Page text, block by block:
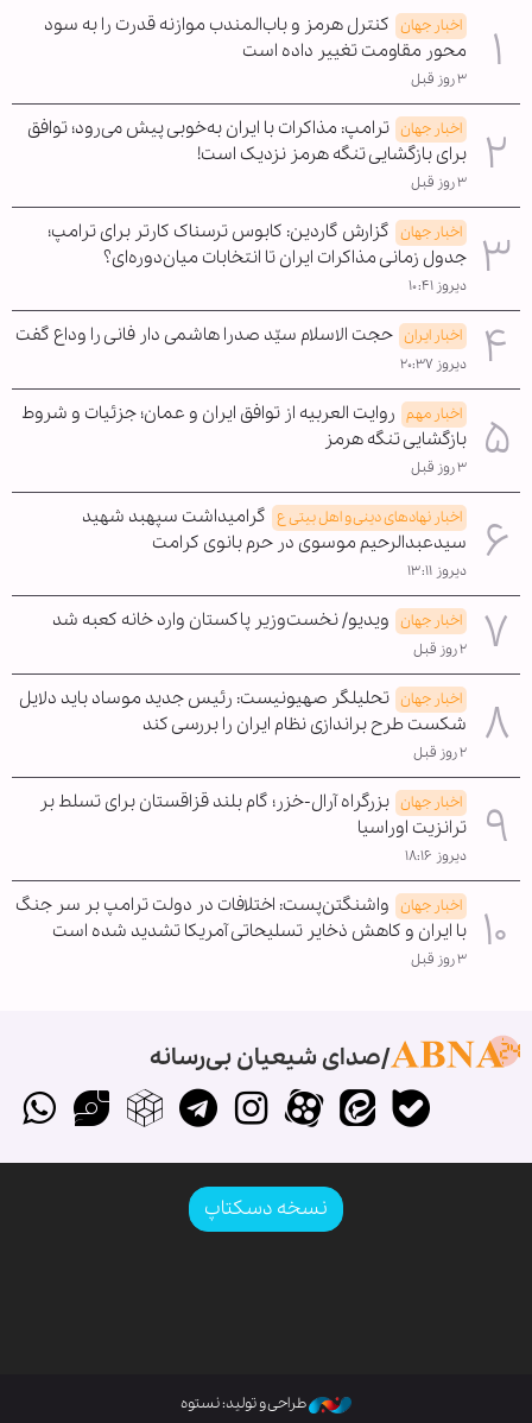
اخبار جهان کنترل هرمز و باب‌المندب موازنه قدرت را به سود
محور مقاومت تغییر داده است
۳ روز قبل
اخبار جهان ترامپ: مذاکرات با ایران به‌خوبی پیش می‌رود؛ توافق
برای بازگشایی تنگه هرمز نزدیک است!
۳ روز قبل
اخبار جهان گزارش گاردین: کابوس ترسناک کارتر برای ترامپ؛
جدول زمانی مذاکرات ایران تا انتخابات میان‌دوره‌ای؟
دیروز ۱۰:۴۱
اخبار ایران حجت الاسلام سیّد صدرا هاشمی دار فانی را وداع گفت
دیروز ۲۰:۳۷
اخبار مهم روایت العربیه از توافق ایران و عمان؛ جزئیات و شروط
بازگشایی تنگه هرمز
۳ روز قبل
اخبار نهادهای دینی و اهل بیتی ع گرامیداشت سپهبد شهید
سیدعبدالرحیم موسوی در حرم بانوی کرامت
دیروز ۱۳:۱۱
اخبار جهان ویدیو/ نخست‌وزیر پاکستان وارد خانه کعبه شد
۲ روز قبل
اخبار جهان تحلیلگر صهیونیست: رئیس جدید موساد باید دلایل
شکست طرح براندازی نظام ایران را بررسی کند
۲ روز قبل
اخبار جهان بزرگراه آرال-خزر؛ گام بلند قزاقستان برای تسلط بر
ترانزیت اوراسیا
دیروز ۱۸:۱۶
اخبار جهان واشنگتن‌پست: اختلافات در دولت ترامپ بر سر جنگ
با ایران و کاهش ذخایر تسلیحاتی آمریکا تشدید شده است
۳ روز قبل
صدای شیعیان بی‌رسانه
نسخه دسکتاپ
طراحی و تولید: نستوه